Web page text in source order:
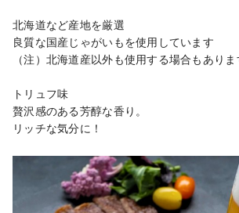
北海道など産地を厳選
良質な国産じゃがいもを使用しています
（注）北海道産以外も使用する場合もありま
トリュフ味
贅沢感のある芳醇な香り。
リッチな気分に！